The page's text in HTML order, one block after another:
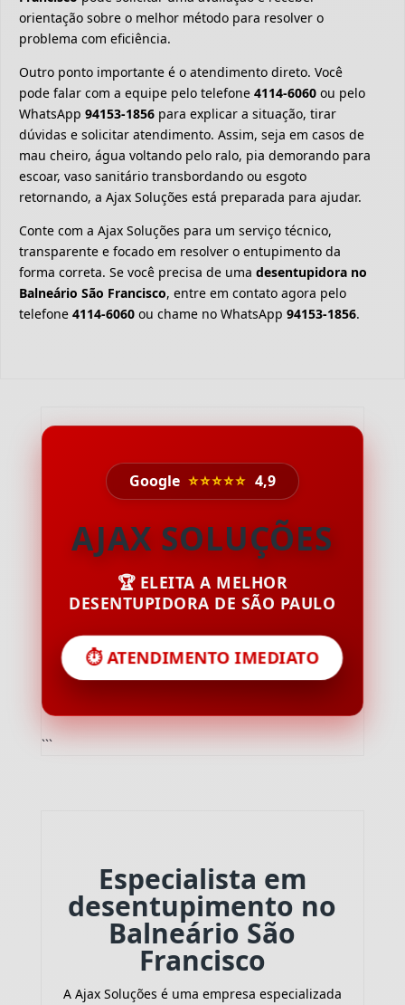
orientação sobre o melhor método para resolver o
problema com eficiência.
Outro ponto importante é o atendimento direto. Você
pode falar com a equipe pelo telefone 4114-6060 ou pelo
WhatsApp 94153-1856 para explicar a situação, tirar
dúvidas e solicitar atendimento. Assim, seja em casos de
mau cheiro, água voltando pelo ralo, pia demorando para
escoar, vaso sanitário transbordando ou esgoto
retornando, a Ajax Soluções está preparada para ajudar.
Conte com a Ajax Soluções para um serviço técnico,
transparente e focado em resolver o entupimento da
forma correta. Se você precisa de uma desentupidora no
Balneário São Francisco, entre em contato agora pelo
telefone 4114-6060 ou chame no WhatsApp 94153-1856.
Google ⭐⭐⭐⭐⭐ 4,9
AJAX SOLUÇÕES
🏆 ELEITA A MELHOR
DESENTUPIDORA DE SÃO PAULO
⏱️ ATENDIMENTO IMEDIATO
```
Especialista em
desentupimento no
Balneário São
Francisco
A Ajax Soluções é uma empresa especializada